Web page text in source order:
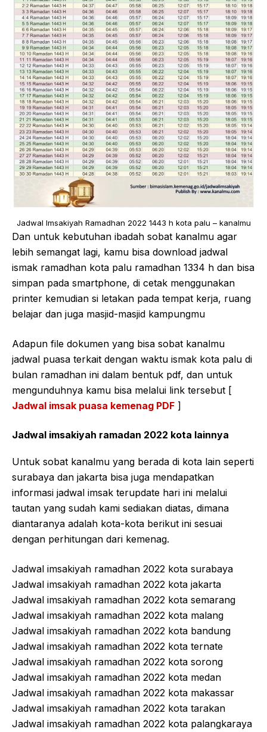
Jadwal Imsakiyah Ramadhan 2022 1443 h kota palu – kanalmu
Dan untuk kebutuhan ibadah sobat kanalmu agar
lebih semangat lagi, kamu bisa download jadwal
ismak ramadhan kota palu ramadhan 1334 h dan bisa
simpan pada smartphone, di cetak menggunakan
printer kemudian si letakan pada tempat kerja, ruang
belajar dan juga masjid-masjid kampungmu
Adapun file dokumen yang bisa sobat kanalmu
jadwal puasa terkait dengan waktu ismak kota palu di
bulan ramadhan ini dalam bentuk pdf, dan untuk
mengunduhnya kamu bisa melalui link tersebut [
Jadwal imsak puasa kemenag PDF ]
Jadwal imsakiyah ramadan 2022 kota lainnya
Untuk sobat kanalmu yang berada di kota lain seperti
surabaya dan jakarta bisa juga mendapatkan
informasi jadwal imsak terupdate hari ini melalui
tautan yang sudah kami sediakan diatas, dimana
diantaranya adalah kota-kota berikut ini sesuai
dengan perhitungan dari kemenag.
Jadwal imsakiyah ramadhan 2022 kota surabaya
Jadwal imsakiyah ramadhan 2022 kota jakarta
Jadwal imsakiyah ramadhan 2022 kota semarang
Jadwal imsakiyah ramadhan 2022 kota malang
Jadwal imsakiyah ramadhan 2022 kota bandung
Jadwal imsakiyah ramadhan 2022 kota ternate
Jadwal imsakiyah ramadhan 2022 kota sorong
Jadwal imsakiyah ramadhan 2022 kota medan
Jadwal imsakiyah ramadhan 2022 kota makassar
Jadwal imsakiyah ramadhan 2022 kota tarakan
Jadwal imsakiyah ramadhan 2022 kota palangkaraya